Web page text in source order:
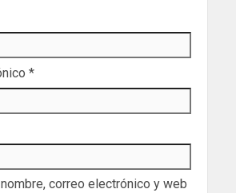
*
correo electrónico y web